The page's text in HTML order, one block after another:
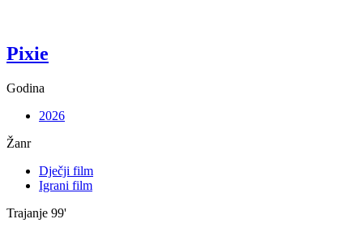
Pixie
Godina
2026
Žanr
Dječji film
Igrani film
Trajanje 99'